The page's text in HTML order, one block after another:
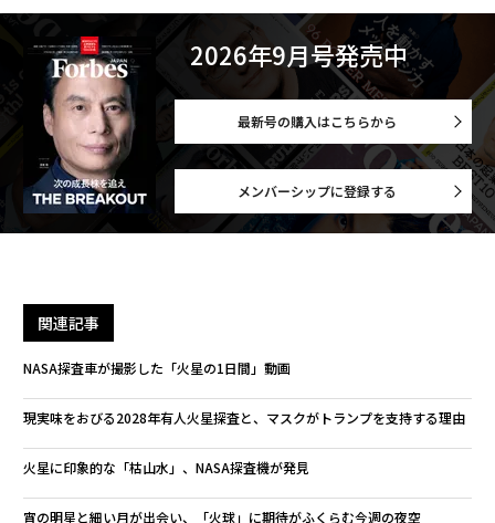
2026年9月号発売中
最新号の購入はこちらから
メンバーシップに登録する
関連記事
NASA探査車が撮影した「火星の1日間」動画
現実味をおびる2028年有人火星探査と、マスクがトランプを支持する理由
火星に印象的な「枯山水」、NASA探査機が発見
宵の明星と細い月が出会い、「火球」に期待がふくらむ今週の夜空